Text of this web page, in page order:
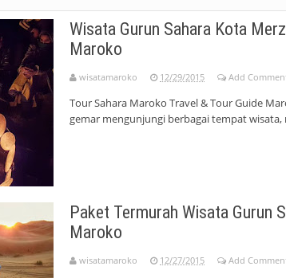
Wisata Gurun Sahara Kota
Maroko
wisatamaroko 12/29/2015 Add
Tour Sahara Maroko Travel & Tour Guide
gemar mengunjungi berbagai tempat wisata,
Paket Termurah Wisata Gurun
Maroko
wisatamaroko 12/27/2015 Add